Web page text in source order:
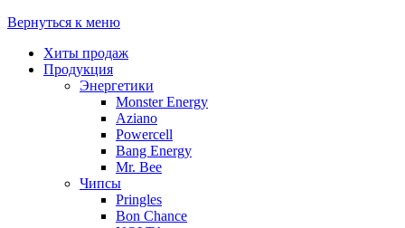
Вернуться к меню
Хиты продаж
Продукция
Энергетики
Monster Energy
Aziano
Powercell
Bang Energy
Mr. Bee
Чипсы
Pringles
Bon Chance